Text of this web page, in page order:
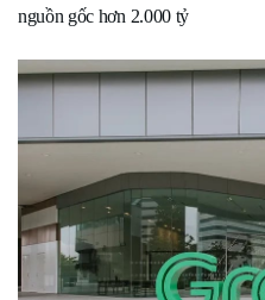
nguồn gốc hơn 2.000 tỷ